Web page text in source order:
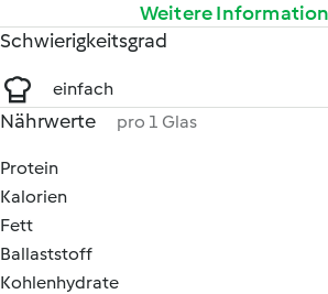
Weitere
Schwierigkeitsgrad
einfach
Nährwerte pro 1 Glas
Protein
Kalorien
Fett
Ballaststoff
Kohlenhydrate